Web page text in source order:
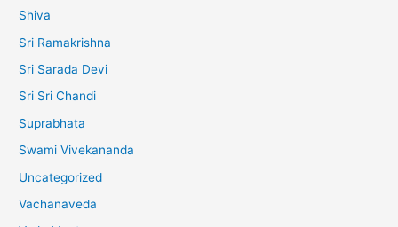
Shiva
Sri Ramakrishna
Sri Sarada Devi
Sri Sri Chandi
Suprabhata
Swami Vivekananda
Uncategorized
Vachanaveda